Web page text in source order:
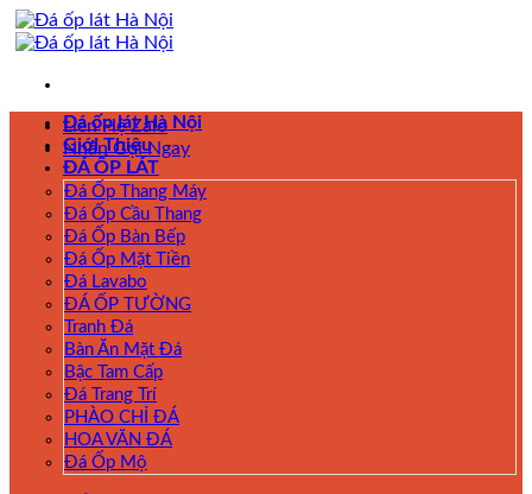
Skip
to
Liên Hệ Zalo
Nhấn Gọi Ngay
Đá ốp lát Hà Nội
Giới Thiệu
ĐÁ ỐP LÁT
Đá Ốp Thang Máy
Đá Ốp Cầu Thang
Đá Ốp Bàn Bếp
Đá Ốp Mặt Tiền
Đá Lavabo
ĐÁ ỐP TƯỜNG
Tranh Đá
Bàn Ăn Mặt Đá
Bậc Tam Cấp
Đá Trang Trí
PHÀO CHỈ ĐÁ
HOA VĂN ĐÁ
Đá Ốp Mộ